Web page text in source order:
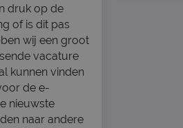
druk op de
of is dit pas
wij een groot
vacature
kunnen vinden
de e-
nieuwste
naar andere